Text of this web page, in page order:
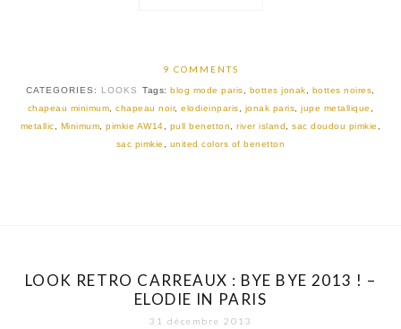
9 COMMENTS
CATEGORIES: LOOKS Tags:blog mode paris bottes jonak bottes noires
chapeau minimum ,chapeau noir,elodieinparis jonak paris ,jupe metallique
metallic
Minimum ,pimkie AW14 pull benetton ,river island ,sac doudou pimkie
sac pimkie
united colors of benetton
LOOK RETRO CARREAUX : BYE BYE 2013 ! –
ELODIE IN PARIS
31 décembre 2013